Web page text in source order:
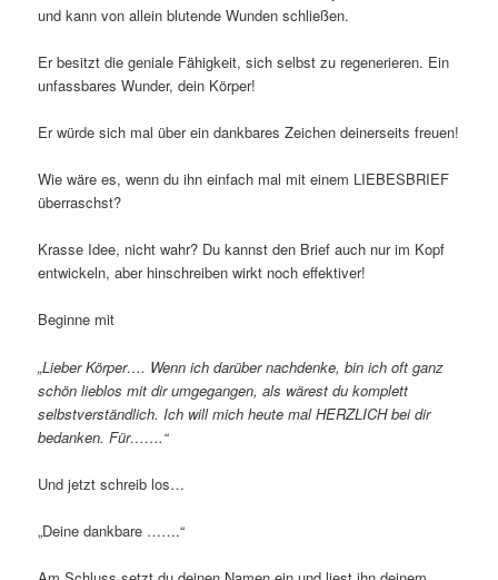
und kann von allein blutende Wunden schließen.
Er besitzt die geniale Fähigkeit, sich selbst zu regenerieren. Ein
unfassbares Wunder, dein Körper!
Er würde sich mal über ein dankbares Zeichen deinerseits freuen!
Wie wäre es, wenn du ihn einfach mal mit einem LIEBESBRIEF
überraschst?
Krasse Idee, nicht wahr? Du kannst den Brief auch nur im Kopf
entwickeln, aber hinschreiben wirkt noch effektiver!
Beginne mit
„Lieber Körper…. Wenn ich darüber nachdenke, bin ich oft ganz
schön lieblos mit dir umgegangen, als wärest du komplett
selbstverständlich. Ich will mich heute mal HERZLICH bei dir
bedanken. Für…….“
Und jetzt schreib los…
„Deine dankbare …….“